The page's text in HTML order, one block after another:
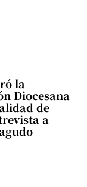
la
Diocesana
de
a